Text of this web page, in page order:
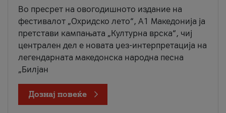
Во пресрет на овогодишното издание на
фестивалот „Охридско лето“, А1 Македонија ја
претстави кампањата „Културна врска“, чиј
централен дел е новата џез-интерпретација на
легендарната македонска народна песна
„Билјан
Дознај повеќе